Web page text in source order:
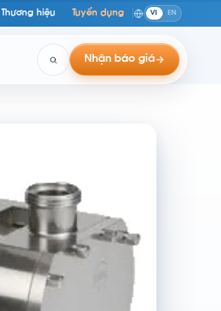
Thương hiệu Tuyển dụng VI EN
Nhận báo giá